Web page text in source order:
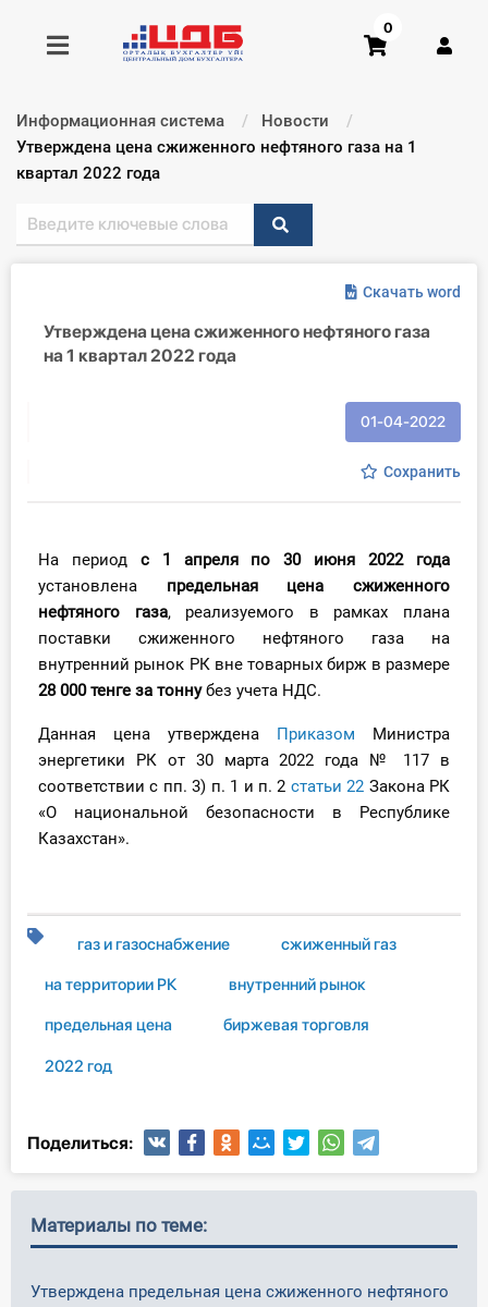
Получить консультацию
Главная ИС
Консультации
Вебинары
Участник ВЭД
Практика ИП
Кадры. Труд. Зарплата.
Учет по отраслям
Интернет-магазин
О Системе
Тестирование для
бухгалтера
0
Информационная система
Новости
Текущий:
Утверждена цена сжиженного нефтяного газа на 1
квартал 2022 года
Скачать word
Утверждена цена сжиженного нефтяного газа
на 1 квартал 2022 года
01-04-2022
Сохранить
На период с 1 апреля по 30 июня 2022 года
установлена предельная цена сжиженного
нефтяного газа, реализуемого в рамках плана
поставки сжиженного нефтяного газа на
внутренний рынок РК вне товарных бирж в размере
28 000 тенге за тоннубез учета НДС.
Данная цена утверждена Приказом Министра
энергетики РК от 30 марта 2022 года № 117 в
соответствии с пп. 3) п. 1 и п. 2 статьи 22 Закона РК
«О национальной безопасности в Республике
Казахстан».
газ и газоснабжение сжиженный газ
на территории РК внутренний рынок
предельная цена биржевая торговля
2022 год
Поделиться:
Материалы по теме:
Утверждена предельная цена сжиженного нефтяного